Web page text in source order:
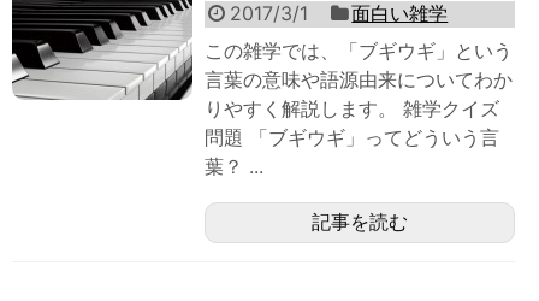
2017/3/1
面白い雑学
この雑学では、「ブギウギ」という
言葉の意味や語源由来についてわか
りやすく解説します。 雑学クイズ
問題 「ブギウギ」ってどういう言
葉？ ...
記事を読む